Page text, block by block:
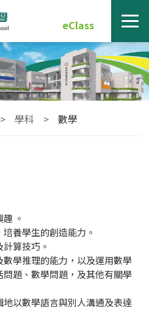
eClass
> 學科 > 數學
。
養學生的創造能力。
算技巧。
學推理的能力，以及運用數學
題、數學問題，及其他有關學
以數學語言與別人溝通及表達